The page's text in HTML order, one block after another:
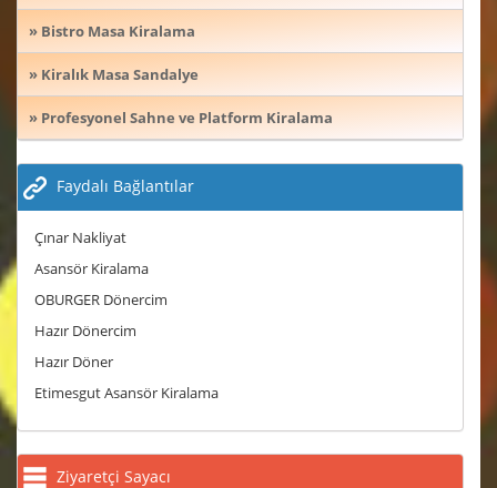
» Bistro Masa Kiralama
» Kiralık Masa Sandalye
» Profesyonel Sahne ve Platform Kiralama
Faydalı Bağlantılar
Çınar Nakliyat
Asansör Kiralama
OBURGER Dönercim
Hazır Dönercim
Hazır Döner
Etimesgut Asansör Kiralama
Ziyaretçi Sayacı